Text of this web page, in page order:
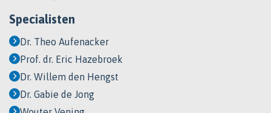
Specialisten
Dr. Theo Aufenacker
Prof. dr. Eric Hazebroek
Dr. Willem den Hengst
Dr. Gabie de Jong